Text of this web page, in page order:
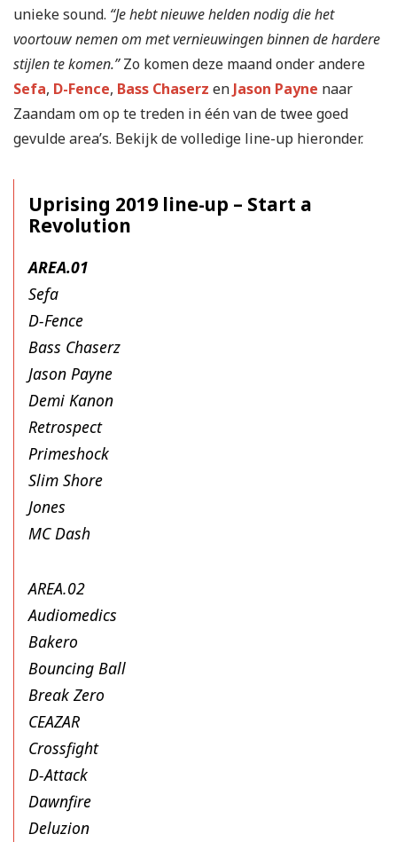
unieke sound. “Je hebt nieuwe helden nodig die het
voortouw nemen om met vernieuwingen binnen de hardere
stijlen te komen.”Zo komen deze maand onder andere
Sefa, D-Fence, Bass Chaserz en Jason Payne naar
Zaandam om op te treden in één van de twee goed
gevulde area’s. Bekijk de volledige line-up hieronder.
Uprising 2019 line-up – Start a
Revolution
AREA.01
Sefa
D-Fence
Bass Chaserz
Jason Payne
Demi Kanon
Retrospect
Primeshock
Slim Shore
Jones
MC Dash
AREA.02
Audiomedics
Bakero
Bouncing Ball
Break Zero
CEAZAR
Crossfight
D-Attack
Dawnfire
Deluzion